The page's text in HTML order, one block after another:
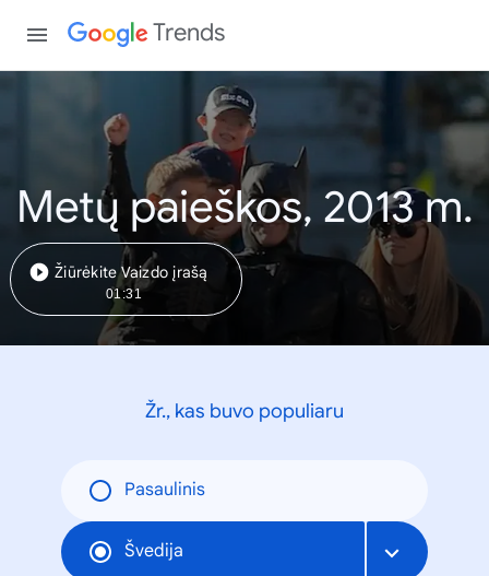
Trends
Metų paieškos, 2013 m.
Žiūrėkite Vaizdo įrašą
01:31
Žr., kas buvo populiaru
Pasaulinis
Švedija